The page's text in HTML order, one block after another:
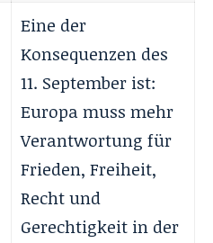
Eine der
Konsequenzen des
11. September ist:
Europa muss mehr
Verantwortung für
Frieden, Freiheit,
Recht und
Gerechtigkeit in der